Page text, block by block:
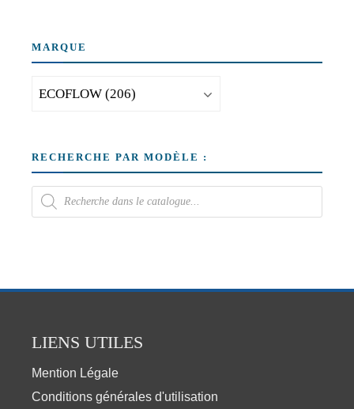
MARQUE
RECHERCHE PAR MODÈLE :
LIENS UTILES
Mention Légale
Conditions générales d'utilisation